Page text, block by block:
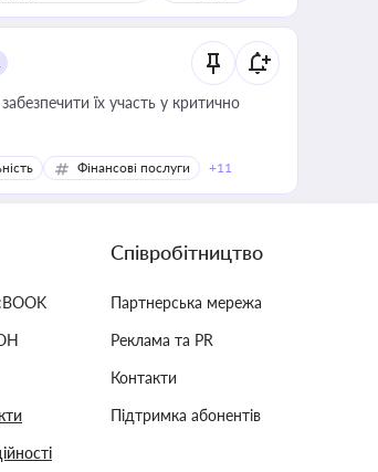
їх участь у критично
Фінансові послуги +11
Співробітництво
Партнерська мережа
Реклама та PR
Контакти
Підтримка абонентів